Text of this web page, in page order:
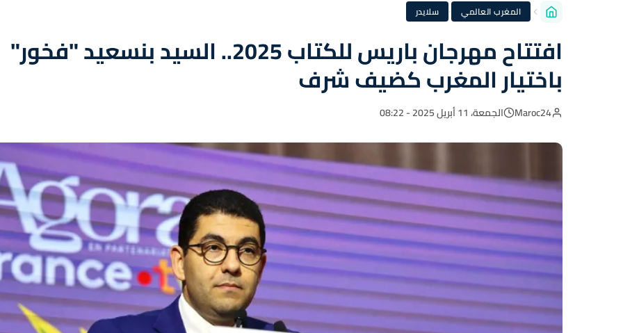
المغرب العالمي · سلايدر
افتتاح مهرجان باريس للكتاب 2025.. السيد بنسعيد "فخور"
باختيار المغرب كضيف شرف
Maroc24 الجمعة، 11 أبريل 2025 - 08:22